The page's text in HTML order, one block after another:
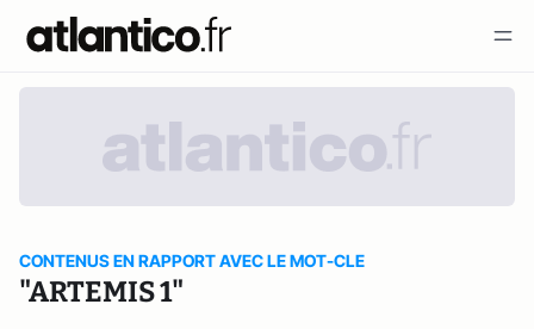
CONTENUS EN RAPPORT AVEC LE MOT-CLE
"ARTEMIS 1"